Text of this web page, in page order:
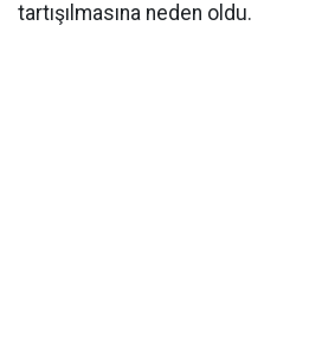
tartışılmasına neden oldu.